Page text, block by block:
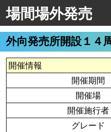
場間場外発売
外向発売所開設１４
開催情報
開催期間
開催場
開催施行者
グレード